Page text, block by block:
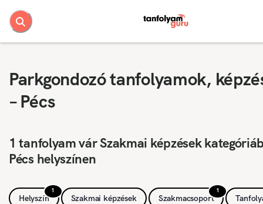
Parkgondozó tanfolyamok,
– Pécs
1 tanfolyam vár Szakmai képzések
Pécs helyszínen
1
Helyszín Szakmai képzések
1
Szakmacsoport